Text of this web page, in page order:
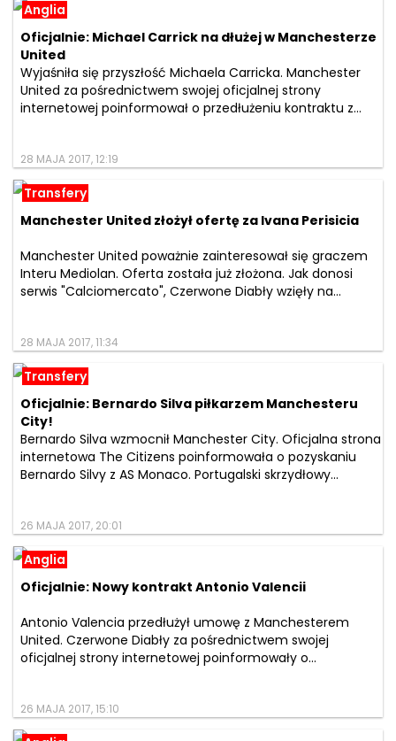
Anglia
Oficjalnie: Michael Carrick na dłużej w Manchesterze
United
Wyjaśniła się przyszłość Michaela Carricka. Manchester
United za pośrednictwem swojej oficjalnej strony
internetowej poinformował o przedłużeniu kontraktu z...
28 MAJA 2017, 12:19
Transfery
Manchester United złożył ofertę za Ivana Perisicia
Manchester United poważnie zainteresował się graczem
Interu Mediolan. Oferta została już złożona. Jak donosi
serwis "Calciomercato", Czerwone Diabły wzięły na...
28 MAJA 2017, 11:34
Transfery
Oficjalnie: Bernardo Silva piłkarzem Manchesteru
City!
Bernardo Silva wzmocnił Manchester City. Oficjalna strona
internetowa The Citizens poinformowała o pozyskaniu
Bernardo Silvy z AS Monaco. Portugalski skrzydłowy...
26 MAJA 2017, 20:01
Anglia
Oficjalnie: Nowy kontrakt Antonio Valencii
Antonio Valencia przedłużył umowę z Manchesterem
United. Czerwone Diabły za pośrednictwem swojej
oficjalnej strony internetowej poinformowały o...
26 MAJA 2017, 15:10